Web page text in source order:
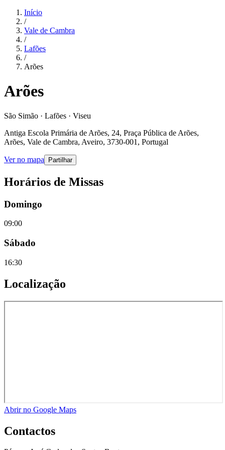
Início
/
Vale de Cambra
/
Lafões
/
Arões
Arões
São Simão · Lafões · Viseu
Antiga Escola Primária de Arões, 24, Praça Pública de Arões,
Arões, Vale de Cambra, Aveiro, 3730-001, Portugal
Ver no mapa Partilhar
Horários de Missas
Domingo
09:00
Sábado
16:30
Localização
Abrir no Google Maps
Contactos